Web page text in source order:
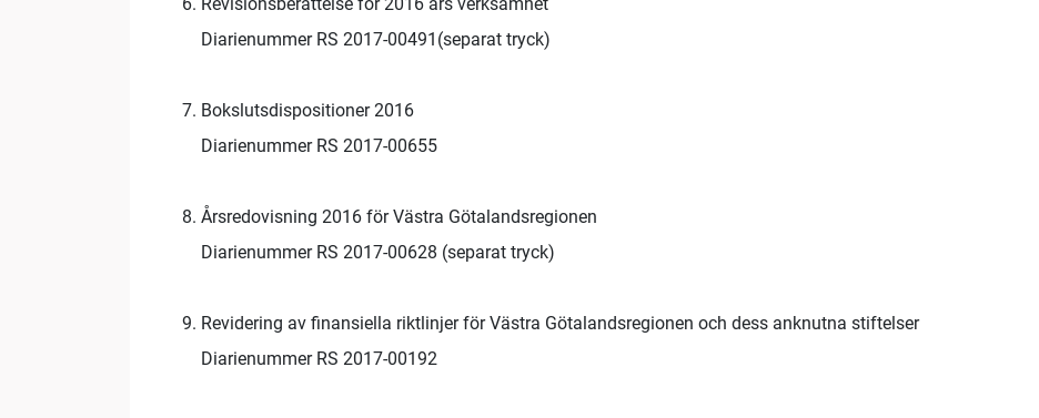
Revisionsberättelse för 2016 års verksamhet
Diarienummer RS 2017-00491(separat tryck)
Bokslutsdispositioner 2016
Diarienummer RS 2017-00655
Årsredovisning 2016 för Västra Götalandsregionen
Diarienummer RS 2017-00628 (separat tryck)
Revidering av finansiella riktlinjer för Västra Götalandsregionen och dess anknutna stiftelser
Diarienummer RS 2017-00192